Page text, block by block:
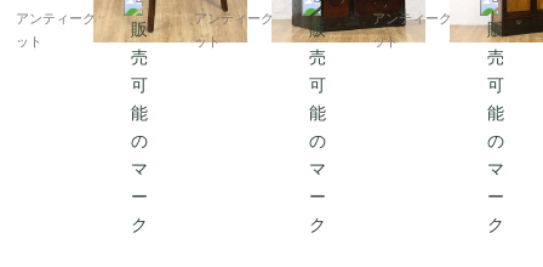
ン シンプル
アンティークブルーパロ
ット
ーク 和骨董
アンティークブルーパロ
ット
れ シンプル 木の温もり
アンティークブルーパロ
ット